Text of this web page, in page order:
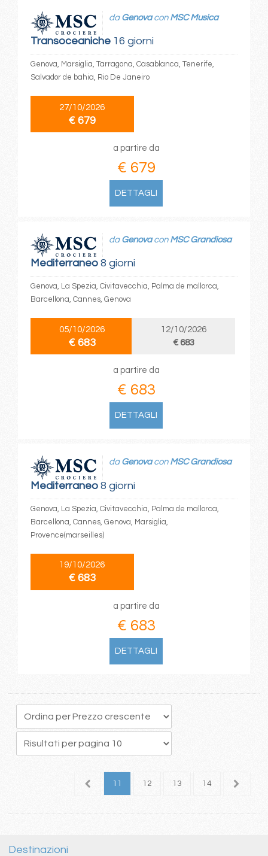
Transoceaniche16 giorni
da Genovacon MSC Musica
Genova, Marsiglia, Tarragona, Casablanca, Tenerife,
Salvador de bahia, Rio De Janeiro
27/10/2026
€ 679
a partire da
€ 679
DETTAGLI
Mediterraneo8 giorni
da Genovacon MSC Grandiosa
Genova, La Spezia, Civitavecchia, Palma de mallorca,
Barcellona, Cannes, Genova
05/10/2026
€ 683
12/10/2026
€ 683
a partire da
€ 683
DETTAGLI
Mediterraneo8 giorni
da Genovacon MSC Grandiosa
Genova, La Spezia, Civitavecchia, Palma de mallorca,
Barcellona, Cannes, Genova, Marsiglia,
Provence(marseilles)
19/10/2026
€ 683
a partire da
€ 683
DETTAGLI
10 11 12 13 14 15
Destinazioni